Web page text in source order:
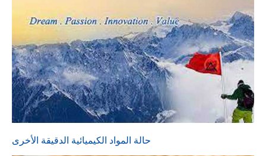
حالة المواد الكيميائية الدقيقة الأخرى